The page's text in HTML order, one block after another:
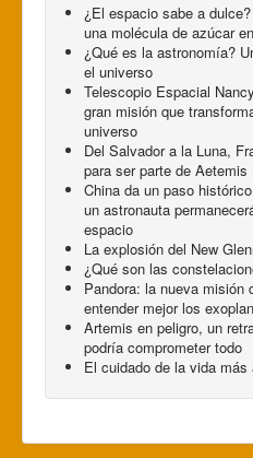
¿El espacio sabe a
una molécula de azúcar
¿Qué es la astronomía?
el universo
Telescopio Espacial
gran misión que
universo
Del Salvador a la Luna,
para ser parte de Aetemis
China da un paso
un astronauta
espacio
La explosión del New
¿Qué son las
Pandora: la nueva misión
entender mejor los
Artemis en peligro, un
podría comprometer todo
El cuidado de la vida más